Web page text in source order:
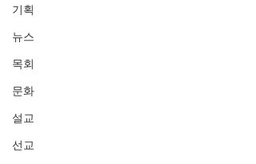
기획
뉴스
목회
문화
설교
선교